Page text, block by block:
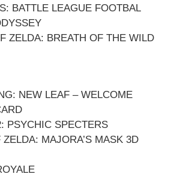
BATTLE LEAGUE FOOTBAL
ZELDA: BREATH OF THE WILD
NEW LEAF – WELCOME
PSYCHIC SPECTERS
MAJORA’S MASK 3D